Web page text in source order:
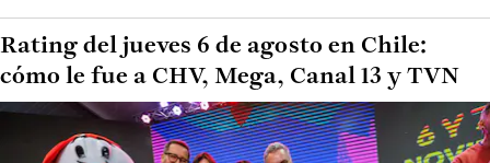
Rating del jueves 6 de agosto en Chile:
cómo le fue a CHV, Mega, Canal 13 y TVN